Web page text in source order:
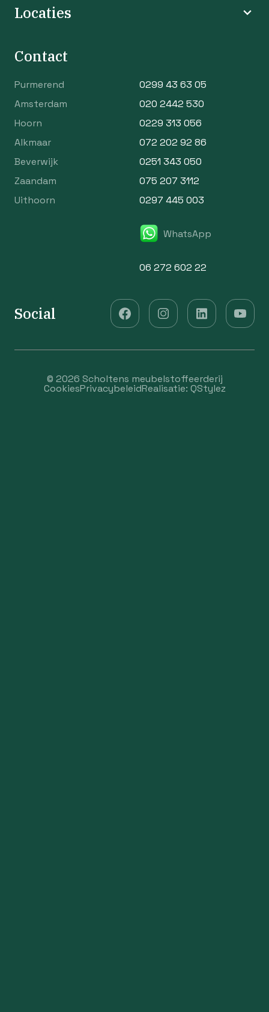
Locaties
Contact
Purmerend
0299 43 63 05
Amsterdam
020 2442 530
Hoorn
0229 313 056
Alkmaar
072 202 92 86
Beverwijk
0251 343 050
Zaandam
075 207 3112
Uithoorn
0297 445 003
WhatsApp
06 272 602 22
Social
© 2026 Scholtens meubelstoffeerderij
CookiesPrivacybeleidRealisatie: QStylez